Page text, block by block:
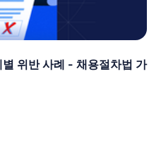
위반 사례 - 채용절차법 가